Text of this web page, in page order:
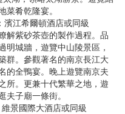
肴乾隆宴。
江希爾頓酒店或同級
解紫砂茶壺的製作過程。品
明城牆，遊覽中山陵景區，
群。參觀著名的南京長江大
的全鴨宴。晚上遊覽南京夫
所。更兼十代繁華之地，遊
子廟一條街。
景國際大酒店或同級